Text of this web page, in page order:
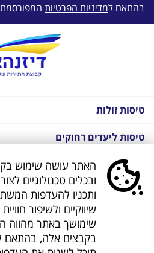
בהתאם למדיניות הפרטיות
טיסות זולות
טיסות ליעדים רחוקים
חבילות נופש בחו"ל
חבילות נופש בחו"ל
חבילות טוס וסע
דילים לחו"ל
ובכלים טכנולוגיים
ותכניו להעדפות
שיווקיים ולשיפור
שימושך באתר מהווה
בקבצים אלה, בהתאם